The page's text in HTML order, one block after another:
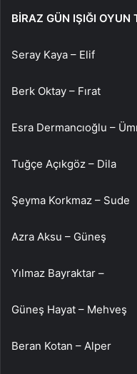
BİRAZ GÜN IŞIĞI OYUN
Seray Kaya – Elif
Berk Oktay – Fırat
Esra Dermancıoğlu –
Tuğçe Açıkgöz – Dila
Şeyma Korkmaz – Sude
Azra Aksu – Güneş
Yılmaz Bayraktar –
Güneş Hayat – Mehveş
Beran Kotan – Alper